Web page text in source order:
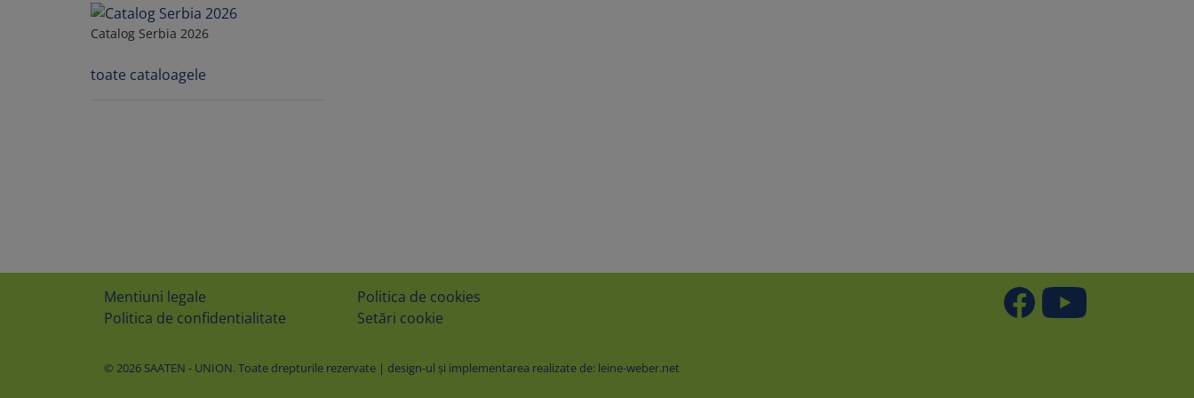
Catalog Serbia 2026
toate cataloagele
Mentiuni legale
Politica de confidentialitate
Politica de cookies
Setări cookie
© 2026 SAATEN - UNION. Toate drepturile rezervate | design-ul şi implementarea realizate de: leine-weber.net